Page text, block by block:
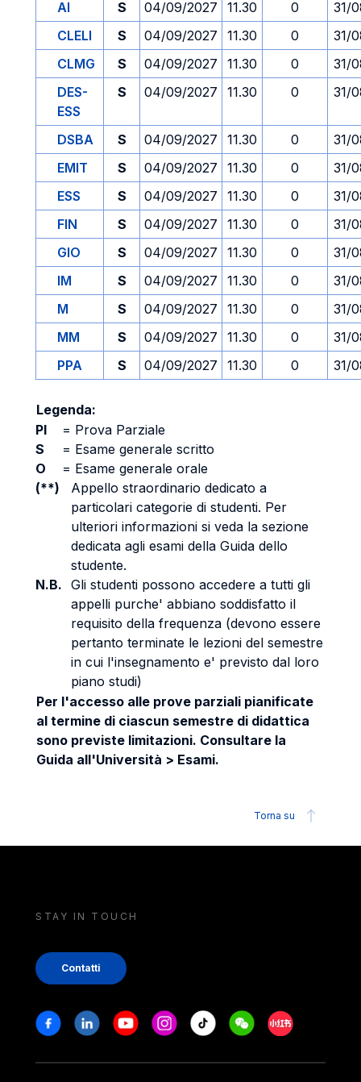
AI S 04/09/2027 11.30 0
31/
CLELI
S 04/09/2027 11.30 0
31/
CLMG
S 04/09/2027 11.30 0
31/
DES-
ESS
S 04/09/2027 11.30 0 31/
DSBA S 04/09/2027 11.30 0
31/
EMIT
S 04/09/2027 11.30 0
31/
ESS
S 04/09/2027 11.30 0
31/
FIN
S 04/09/2027 11.30 0
31/
GIO
S 04/09/2027 11.30 0
31/
IM
S 04/09/2027 11.30 0
31/
M
S 04/09/2027 11.30 0
31/
MM
S 04/09/2027 11.30 0
31/
PPA
S 04/09/2027 11.30 0 31/
Legenda:
PI
= Prova Parziale
S
= Esame generale scritto
O
= Esame generale orale
(**)
Appello straordinario dedicato a
particolari categorie di studenti. Per
ulteriori informazioni si veda la sezione
dedicata agli esami della Guida dello
studente.
N.B. Gli studenti possono accedere a tutti gli
appelli purche' abbiano soddisfatto il
requisito della frequenza (devono essere
pertanto terminate le lezioni del semestre
in cui l'insegnamento e' previsto dal loro
piano studi)
Per l'accesso alle prove parziali pianificate
al termine di ciascun semestre di didattica
sono previste limitazioni. Consultare la
Guida all'Università > Esami.
Torna su
STAY IN TOUCH
Contatti
Stay in touch
FacebookLinkedinYoutubeInstagram
Tiktok WeechatXiaohongshu/